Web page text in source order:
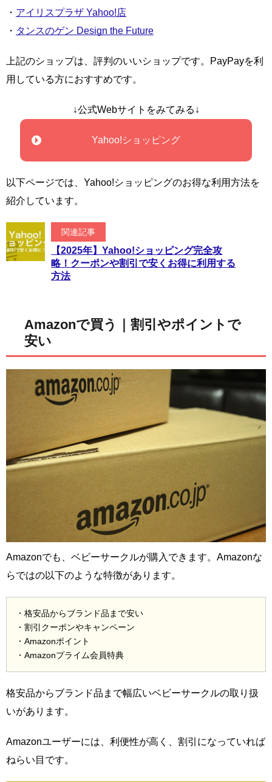
・ アイリスプラザ Yahoo!店
・ タンスのゲン Design the Future
上記のショップは、評判のいいショップです。PayPayを利
用している方におすすめです。
↓公式Webサイトをみてみる↓
Yahoo!ショッピング
以下ページでは、Yahoo!ショッピングのお得な利用方法を
紹介しています。
関連記事
【2025年】Yahoo!ショッピング完全攻
略！クーポンや割引で安くお得に利用する
方法
Amazonで買う｜割引やポイントで
安い
Amazonでも、ベビーサークルが購入できます。Amazonな
らではの以下のような特徴があります。
・格安品からブランド品まで安い
・割引クーポンやキャンペーン
・Amazonポイント
・Amazonプライム会員特典
格安品からブランド品まで幅広いベビーサークルの取り扱
いがあります。
Amazonユーザーには、利便性が高く、割引になっていれば
ねらい目です。